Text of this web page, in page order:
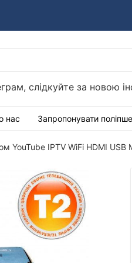
слідкуйте за новою
нас Запропонувати
YouTube IPTV WiFi HDMI USB